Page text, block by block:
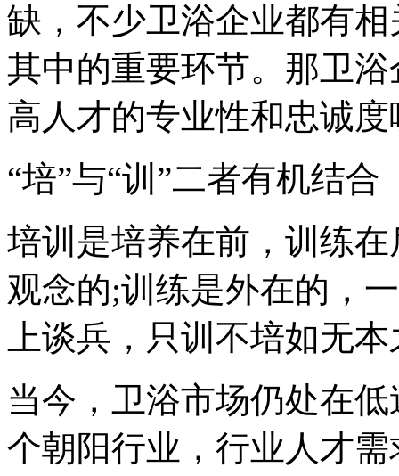
缺，不少卫浴企业都有
其中的重要环节。那卫
高人才的专业性和忠诚度
“培”与“训”二者有机结合
培训是培养在前，训练
观念的;训练是外在的，
上谈兵，只训不培如无
当今，卫浴市场仍处在
个朝阳行业，行业人才